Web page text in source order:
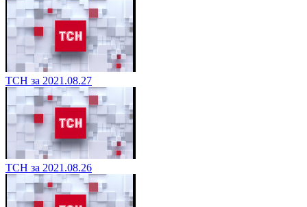
ТСН за 2021.08.27
ТСН за 2021.08.26